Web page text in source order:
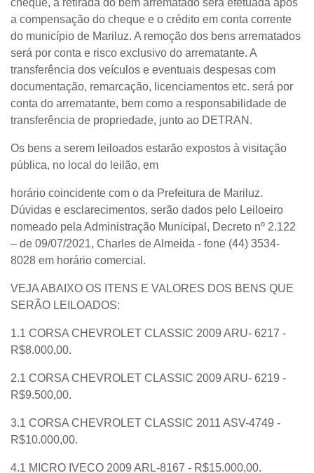
cheque, a retirada do bem arrematado será efetuada após
a compensação do cheque e o crédito em conta corrente
do município de Mariluz. A remoção dos bens arrematados
será por conta e risco exclusivo do arrematante. A
transferência dos veículos e eventuais despesas com
documentação, remarcação, licenciamentos etc. será por
conta do arrematante, bem como a responsabilidade de
transferência de propriedade, junto ao DETRAN.
Os bens a serem leiloados estarão expostos à visitação
pública, no local do leilão, em
horário coincidente com o da Prefeitura de Mariluz.
Dúvidas e esclarecimentos, serão dados pelo Leiloeiro
nomeado pela Administração Municipal, Decreto nº 2.122
– de 09/07/2021, Charles de Almeida - fone (44) 3534-
8028 em horário comercial.
VEJA ABAIXO OS ITENS E VALORES DOS BENS QUE
SERÃO LEILOADOS:
1.1 CORSA CHEVROLET CLASSIC 2009 ARU- 6217 -
R$8.000,00.
2.1 CORSA CHEVROLET CLASSIC 2009 ARU- 6219 -
R$9.500,00.
3.1 CORSA CHEVROLET CLASSIC 2011 ASV-4749 -
R$10.000,00.
4.1 MICRO IVECO 2009 ARL-8167 - R$15.000,00.